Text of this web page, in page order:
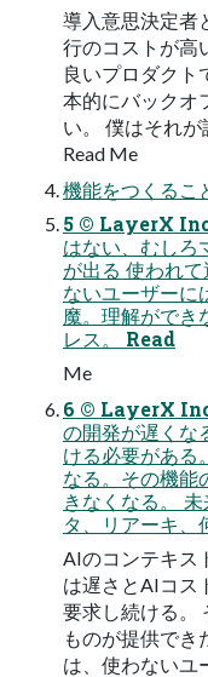
導⼊意思決定者
⾏のコストが⾼
良いプロダクト
本的にバックオ
い。 僕はそれ
Read Me
機能をつくるこ
5 © LayerX Inc.
はない、むしろ
が出る 使われ
ないユーザーに
魔。理解ができ
レス。 Read
Me
6 © LayerX Inc.
の開発が遅くな
ける必要がある
なる。その機能
きなくなる。
タ、リアーキ、
AIのコンテキス
は遅さとAIコス
要求し続ける。
ものが提供でき
は、使わないユ